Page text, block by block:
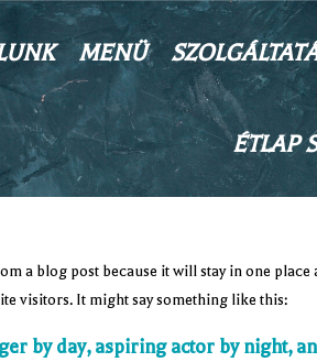
MENÜ
ÉTLAP
a blog post because it will stay in one
visitors. It might say something like this:
by day, aspiring actor by night,